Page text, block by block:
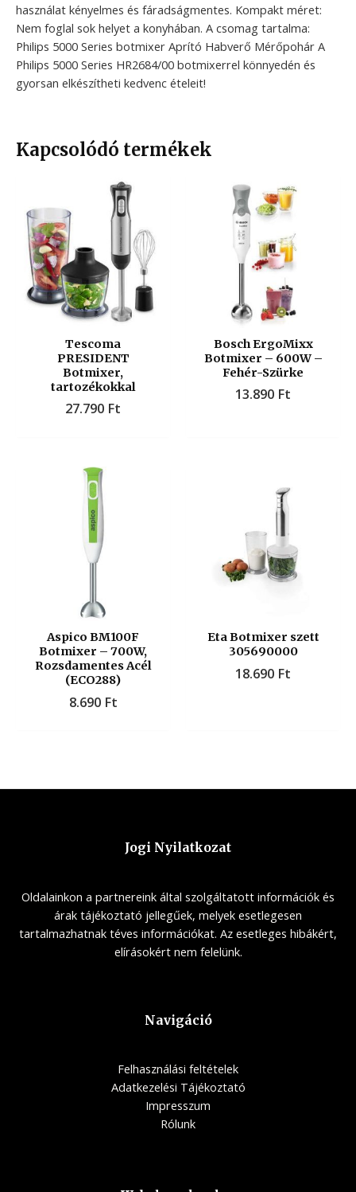
használat kényelmes és fáradságmentes. Kompakt méret:
Nem foglal sok helyet a konyhában. A csomag tartalma:
Philips 5000 Series botmixer Aprító Habverő Mérőpohár A
Philips 5000 Series HR2684/00 botmixerrel könnyedén és
gyorsan elkészítheti kedvenc ételeit!
Kapcsolódó termékek
Tescoma
PRESIDENT
Botmixer,
tartozékokkal
27.790 Ft
Bosch ErgoMixx
Botmixer – 600W –
Fehér-Szürke
13.890 Ft
Aspico BM100F
Botmixer – 700W,
Rozsdamentes Acél
(ECO288)
8.690 Ft
Eta Botmixer szett
305690000
18.690 Ft
Jogi Nyilatkozat
Oldalainkon a partnereink által szolgáltatott információk és
árak tájékoztató jellegűek, melyek esetlegesen
tartalmazhatnak téves információkat. Az esetleges hibákért,
elírásokért nem felelünk.
Navigáció
Felhasználási feltételek
Adatkezelési Tájékoztató
Impresszum
Rólunk